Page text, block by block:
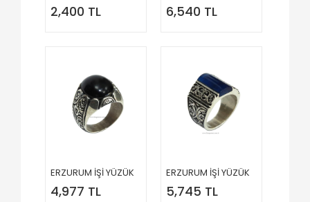
2,400 TL 6,540 TL
ERZURUM İŞİ YÜZÜK
4,977 TL
ERZURUM İŞİ YÜZÜK
5,745 TL